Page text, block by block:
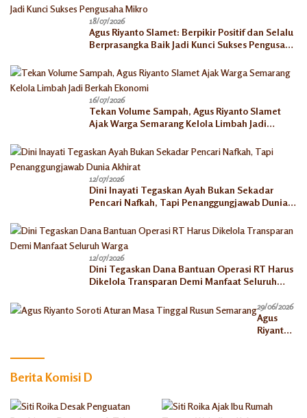
18/07/2026
Agus Riyanto Slamet: Berpikir Positif dan Selalu
Berprasangka Baik Jadi Kunci Sukses Pengusaha
16/07/2026
Tekan Volume Sampah, Agus Riyanto Slamet
Ajak Warga Semarang Kelola Limbah Jadi
12/07/2026
Dini Inayati Tegaskan Ayah Bukan Sekadar
Pencari Nafkah, Tapi Penanggungjawab Dunia
12/07/2026
Dini Tegaskan Dana Bantuan Operasi RT Harus
Dikelola Transparan Demi Manfaat Seluruh
29/06/2026
Agus
Riyanto
Semaran
Berita Komisi D